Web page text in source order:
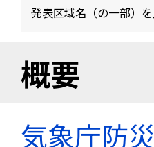
発表区域名（の一部）を
概要
気象庁防